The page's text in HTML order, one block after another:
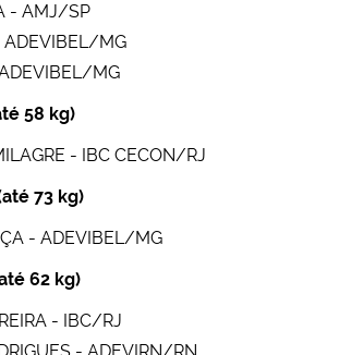
- AMJ/SP
ADEVIBEL/MG
MG
58 kg)
- IBC CECON/RJ
73 kg)
- ADEVIBEL/MG
62 kg)
- IBC/RJ